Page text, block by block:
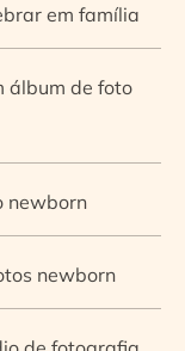
em família
álbum de foto
newborn
newborn